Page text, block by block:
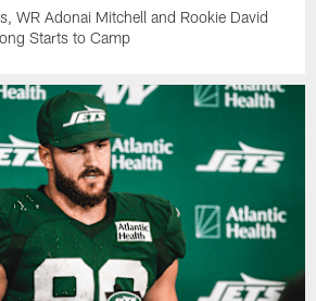
WR Adonai Mitchell and Rookie David
Starts to Camp